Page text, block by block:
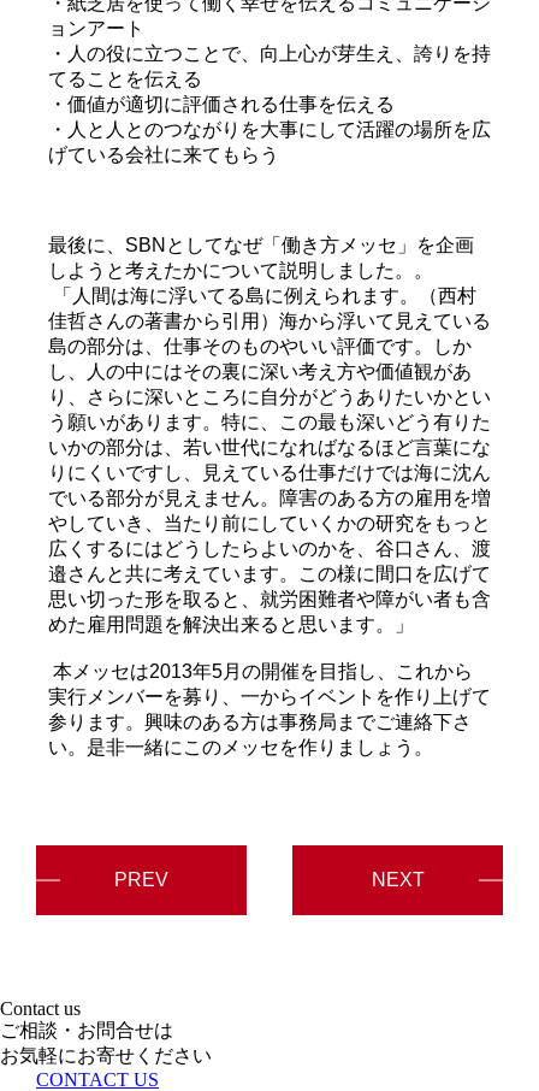
ョンアート
・人の役に立つことで、向上心が芽生え、誇りを持
てることを伝える
・価値が適切に評価される仕事を伝える
・人と人とのつながりを大事にして活躍の場所を広
げている会社に来てもらう
最後に、SBNとしてなぜ「働き方メッセ」を企画
しようと考えたかについて説明しました。。
「人間は海に浮いてる島に例えられます。（西村
佳哲さんの著書から引用）海から浮いて見えている
島の部分は、仕事そのものやいい評価です。しか
し、人の中にはその裏に深い考え方や価値観があ
り、さらに深いところに自分がどうありたいかとい
う願いがあります。特に、この最も深いどう有りた
いかの部分は、若い世代になればなるほど言葉にな
りにくいですし、見えている仕事だけでは海に沈ん
でいる部分が見えません。障害のある方の雇用を増
やしていき、当たり前にしていくかの研究をもっと
広くするにはどうしたらよいのかを、谷口さん、渡
邉さんと共に考えています。この様に間口を広げて
思い切った形を取ると、就労困難者や障がい者も含
めた雇用問題を解決出来ると思います。」
本メッセは2013年5月の開催を目指し、これから
実行メンバーを募り、一からイベントを作り上げて
参ります。興味のある方は事務局までご連絡下さ
い。是非一緒にこのメッセを作りましょう。
PREV NEXT
Contact us
ご相談・お問合せは
お気軽にお寄せください
CONTACT US